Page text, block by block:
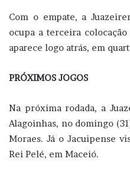
Com o empate, a
ocupa a terceira
aparece logo atrás, em
PRÓXIMOS JOGOS
Na próxima rodada, a
Alagoinhas, no domingo
Moraes. Já o Jacuipense
Rei Pelé, em Maceió.